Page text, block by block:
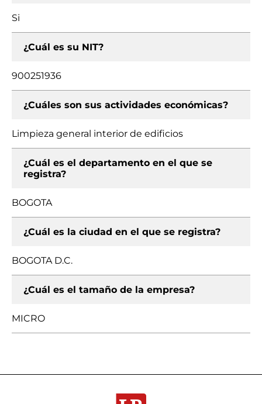
Si
¿Cuál es su NIT?
900251936
¿Cuáles son sus actividades económicas?
Limpieza general interior de edificios
¿Cuál es el departamento en el que se
registra?
BOGOTA
¿Cuál es la ciudad en el que se registra?
BOGOTA D.C.
¿Cuál es el tamaño de la empresa?
MICRO